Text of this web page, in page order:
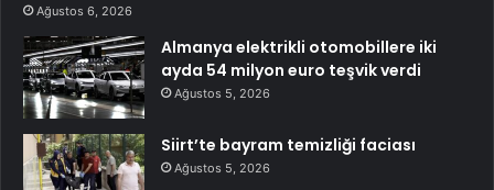
Ağustos 6, 2026
Almanya elektrikli otomobillere iki
ayda 54 milyon euro teşvik verdi
Ağustos 5, 2026
Siirt’te bayram temizliği faciası
Ağustos 5, 2026